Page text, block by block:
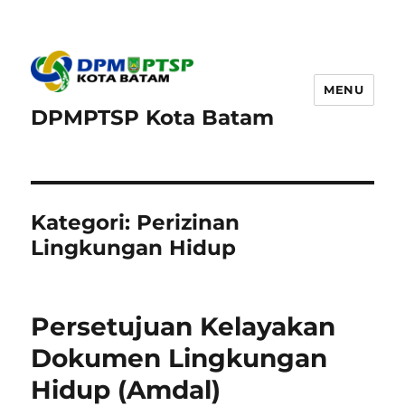
DPMPTSP Kota Batam
MENU
Kategori: Perizinan
Lingkungan Hidup
Persetujuan Kelayakan
Dokumen Lingkungan
Hidup (Amdal)